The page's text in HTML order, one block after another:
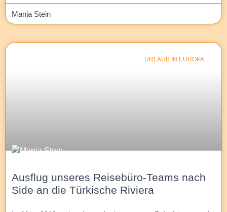
Manja Stein
URLAUB IN EUROPA
Ausflug unseres Reisebüro-Teams nach
Side an die Türkische Riviera